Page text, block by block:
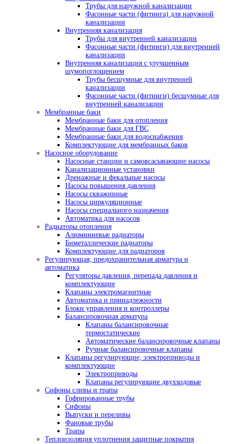
Трубы для наружной канализации
Фасонные части (фитинга) для наружной
канализации
Внутренняя канализация
Трубы для внутренней канализации
Фасонные части (фитинги) для внутренней
канализации
Внутренняя канализация с улучшенным
шумопоглощением
Трубы бесшумные для внутренней
канализации
Фасонные части (фитинги) бесшумные для
внутренней канализации
Мембранные баки
Мембранные баки для отопления
Мембранные баки для ГВС
Мембранные баки для водоснабжения
Комплектующие для мембранных баков
Насосное оборудование
Насосные станции и самовсасывающие насосы
Канализационные установки
Дренажные и фекальные насосы
Насосы повышения давления
Насосы скважинные
Насосы циркуляционные
Насосы специального назначения
Автоматика для насосов
Радиаторы отопления
Алюминиевые радиаторы
Биметаллические радиаторы
Комплектующие для радиаторов
Регулирующая, предохранительная арматура и
автоматика
Регуляторы давления, перепада давления и
комплектующие
Клапаны электромагнитные
Автоматика и принадлежности
Блоки управления и контроллеры
Балансировочная арматура
Клапаны балансировочные
термостатические
Автоматические балансировочные клапаны
Ручные балансировочные клапаны
Клапаны регулирующие, электроприводы и
комплектующие
Электроприводы
Клапаны регулирующие двухходовые
Сифоны сливы и трапы
Гофрированные трубы
Сифоны
Выпуски и переливы
Фановые трубы
Трапы
Теплоизоляция уплотнения защитные покрытия